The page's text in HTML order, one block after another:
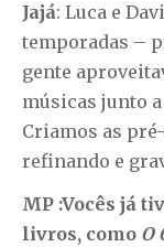
Jajá: Luca e
temporadas –
gente
músicas junto
Criamos as
refinando e
MP :Vocês já
livros, como O